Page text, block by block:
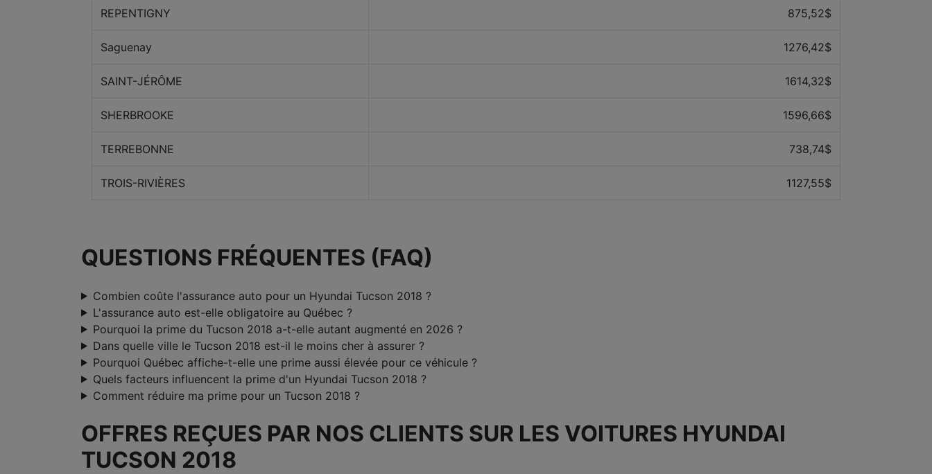
REPENTIGNY 875,52$
Saguenay 1276,42$
SAINT-JÉRÔME 1614,32$
SHERBROOKE 1596,66$
TERREBONNE 738,74$
TROIS-RIVIÈRES 1127,55$
QUESTIONS FRÉQUENTES (FAQ)
Combien coûte l'assurance auto pour un Hyundai Tucson 2018 ?
L'assurance auto est-elle obligatoire au Québec ?
Pourquoi la prime du Tucson 2018 a-t-elle autant augmenté en 2026 ?
Dans quelle ville le Tucson 2018 est-il le moins cher à assurer ?
Pourquoi Québec affiche-t-elle une prime aussi élevée pour ce véhicule ?
Quels facteurs influencent la prime d'un Hyundai Tucson 2018 ?
Comment réduire ma prime pour un Tucson 2018 ?
OFFRES REÇUES PAR NOS CLIENTS SUR LES VOITURES HYUNDAI
TUCSON 2018